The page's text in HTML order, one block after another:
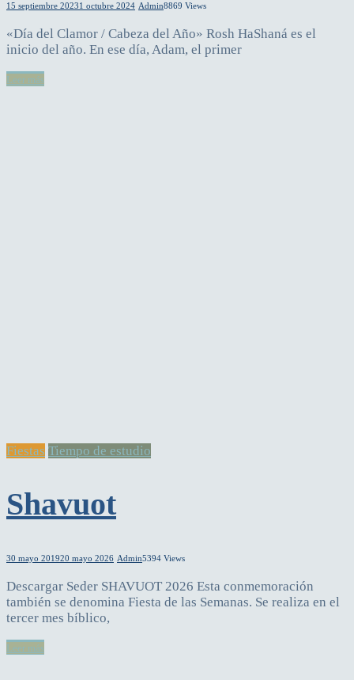
15 septiembre 20231 octubre 2024 Admin8869 Views
«Día del Clamor / Cabeza del Año» Rosh HaShaná es el
inicio del año. En ese día, Adam, el primer
Leer más
Fiestas Tiempo de estudio
Shavuot
30 mayo 201920 mayo 2026 Admin5394 Views
Descargar Seder SHAVUOT 2026 Esta conmemoración
también se denomina Fiesta de las Semanas. Se realiza en el
tercer mes bíblico,
Leer más